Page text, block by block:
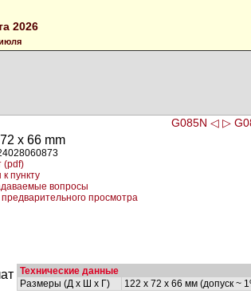
2026
G085N ◁ ▷
x 66 mm
(pdf)
пункту
вопросы
просмотра
Технические данные
Размеры (Д х Ш х Г)
122 x 72 x 66 мм (допуск ~